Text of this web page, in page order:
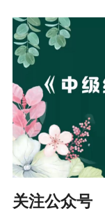
平。由于每年
教材上也会有
的时政也需要
适合人群：
1、 在银行
2、 在证
3、 从事与
关注公众号